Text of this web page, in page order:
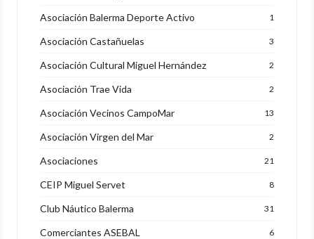
Asociación Balerma Deporte Activo 1
Asociación Castañuelas 3
Asociación Cultural Miguel Hernández 2
Asociación Trae Vida 2
Asociación Vecinos CampoMar 13
Asociación Virgen del Mar 2
Asociaciones 21
CEIP Miguel Servet 8
Club Náutico Balerma 31
Comerciantes ASEBAL 6